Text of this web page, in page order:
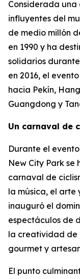
Considerada una
influyentes del
de medio millón
en 1990 y ha
solidarios durante
en 2016, el
hacia Pekín,
Guangdong y
Un carnaval de
Durante el
New City Park
carnaval de
la música, el arte
inauguró el
espectáculos de
la creatividad de
gourmet y
El punto